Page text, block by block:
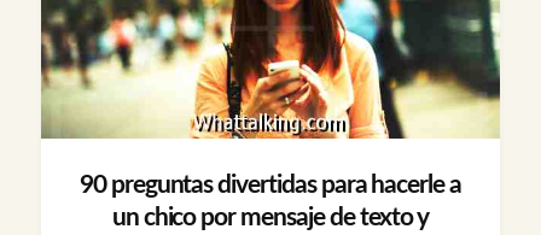
90 preguntas divertidas para hacerle a
un chico por mensaje de texto y